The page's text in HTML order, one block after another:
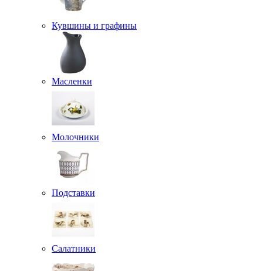
Кувшины и графины
Масленки
Молочники
Подставки
Салатники